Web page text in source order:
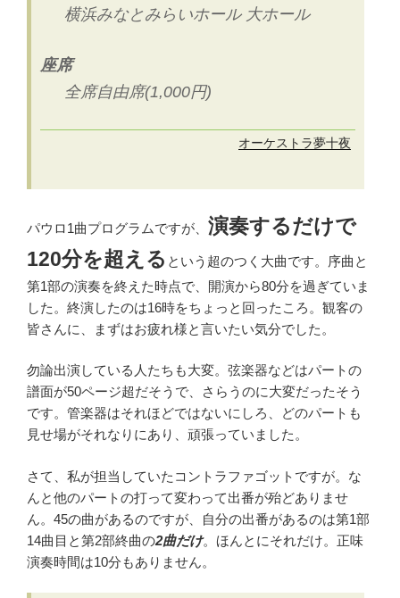
横浜みなとみらいホール 大ホール
座席
全席自由席(1,000円)
オーケストラ夢十夜
パウロ1曲プログラムですが、 演奏するだけで
120分を超える という超のつく大曲です。序曲と
第1部の演奏を終えた時点で、開演から80分を過ぎていま
した。終演したのは16時をちょっと回ったころ。観客の
皆さんに、まずはお疲れ様と言いたい気分でした。
勿論出演している人たちも大変。弦楽器などはパートの
譜面が50ページ超だそうで、さらうのに大変だったそう
です。管楽器はそれほどではないにしろ、どのパートも
見せ場がそれなりにあり、頑張っていました。
さて、私が担当していたコントラファゴットですが。な
んと他のパートの打って変わって出番が殆どありませ
ん。45の曲があるのですが、自分の出番があるのは第1部
14曲目と第2部終曲の2曲だけ。ほんとにそれだけ。正味
演奏時間は10分もありません。